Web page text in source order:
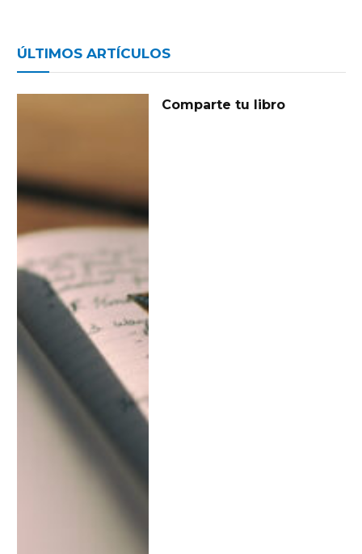
ÚLTIMOS ARTÍCULOS
Comparte tu libro